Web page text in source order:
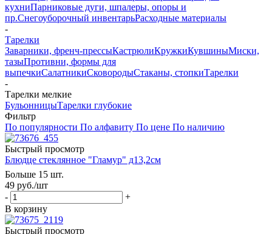
кухниПарниковые дуги, шпалеры, опоры и
пр.Снегоуборочный инвентарьРасходные материалы
-
Тарелки
Заварники, френч-прессыКастрюлиКружкиКувшиныМиски,
тазыПротивни, формы для
выпечкиСалатникиСковородыСтаканы, стопкиТарелки
-
Тарелки мелкие
БульонницыТарелки глубокие
Фильтр
По популярности По алфавиту По цене По наличию
Быстрый просмотр
Блюдце стеклянное "Гламур" д13,2см
Больше 15 шт.
49 руб./шт
-
+
В корзину
Быстрый просмотр